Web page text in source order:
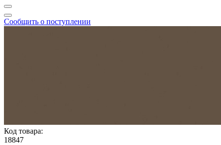
Сообщить о поступлении
Код товара:
18847